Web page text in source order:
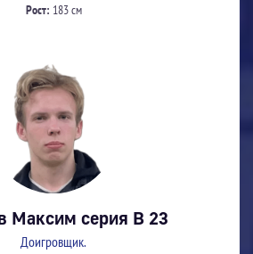
Рост: 183 см
Максим серия В 23
Доигровщик.